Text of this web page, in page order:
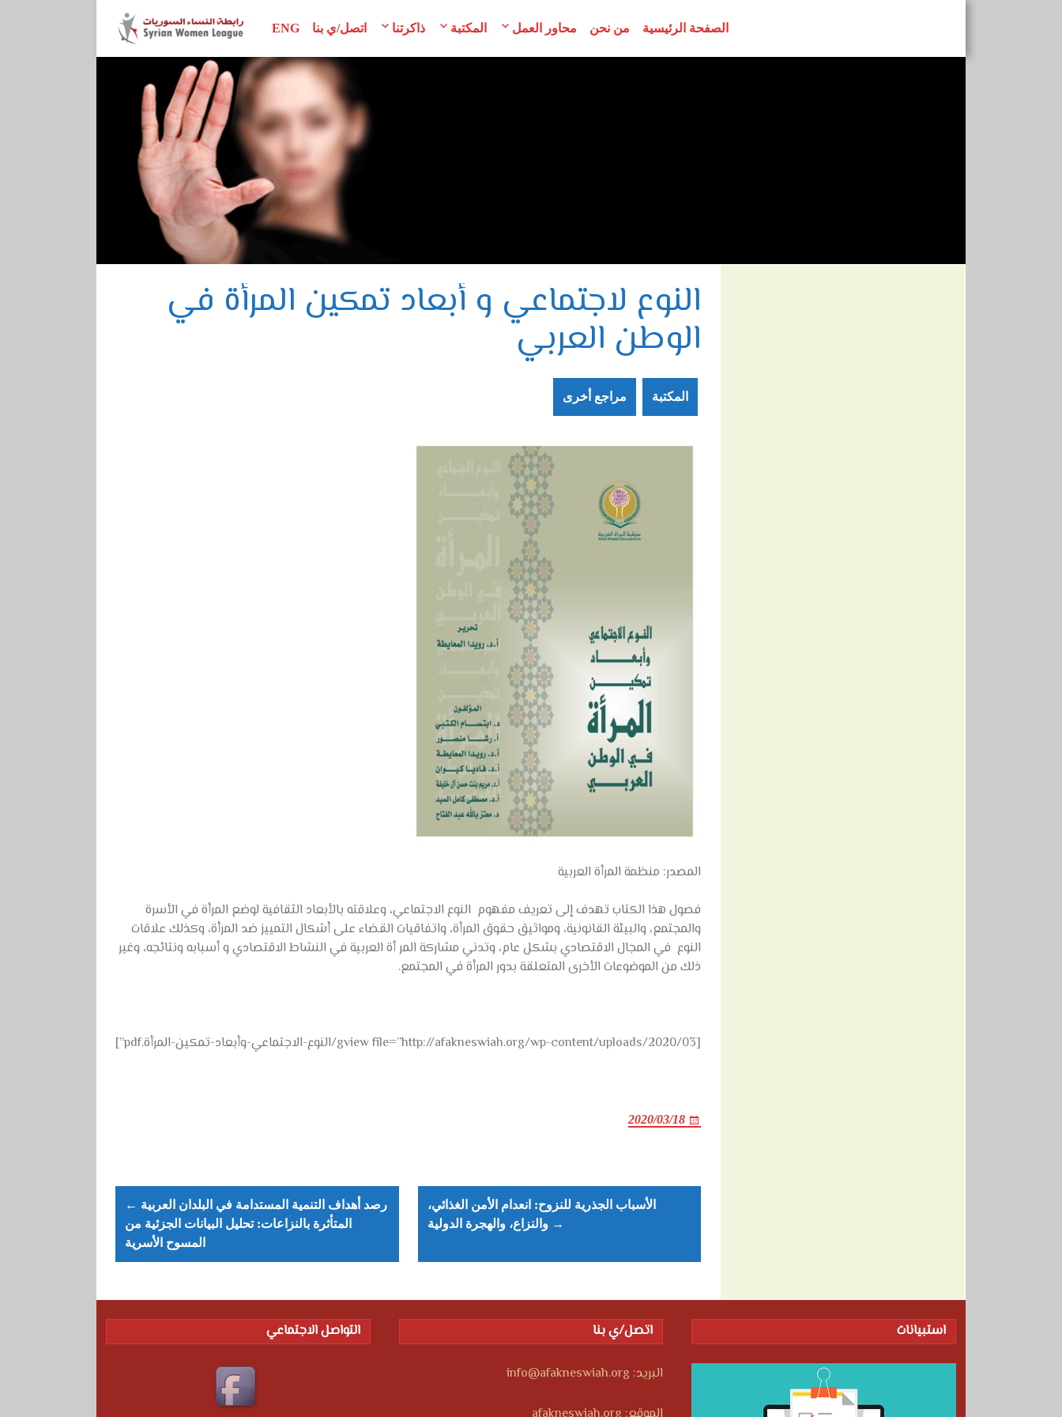
الصفحة الرئيسية من نحن محاور العمل
محور الأبحاث
محور المناصرة
محور سيداو
محور القرار 1325
محور الدستور
المكتبة
اتفاقيات وإعلانات
تقارير ودراسات
أدلة تدريبية
مراجع أخرى
ذاكرتنا
إصدارات الرابطة
نساء رائدات
اتصل/ي بنا ENG
النوع لاجتماعي و أبعاد تمكين المرأة في
الوطن العربي
المكتبة مراجع أخرى
المصدر: منظمة المرأة العربية
فصول هذا الكتاب تهدف إلى تعريف مفهوم النوع الاجتماعي، وعلاقته بالأبعاد الثقافية لوضع المرأة في الأسرة
والمجتمع، والبيئة القانونية، ومواثيق حقوق المرأة، واتفاقيات القضاء على أشكال التمييز ضد المرأة، وكذلك علاقات
النوع في المجال الاقتصادي بشكل عام، وتدني مشاركة المر أة العربية في النشاط الاقتصادي و أسبابه ونتائجه، وغير
ذلك من الموضوعات الأخرى المتعلقة بدور المرأة في المجتمع.
[gview file=”http://afakneswiah.org/wp-content/uploads/2020/03/النوع-الاجتماعي-وأبعاد-تمكين-المرأة.pdf”]
2020/03/18
Post
navigation
الأسباب الجذرية للنزوح: انعدام الأمن الغذائي،
والنزاع، والهجرة الدولية →
← رصد أهداف التنمية المستدامة في البلدان العربية
المتأثرة بالنزاعات: تحليل البيانات الجزئية من
المسوح الأسرية
استبيانات اتصل/ي بنا
البريد: info@afakneswiah.org
التواصل الاجتماعي